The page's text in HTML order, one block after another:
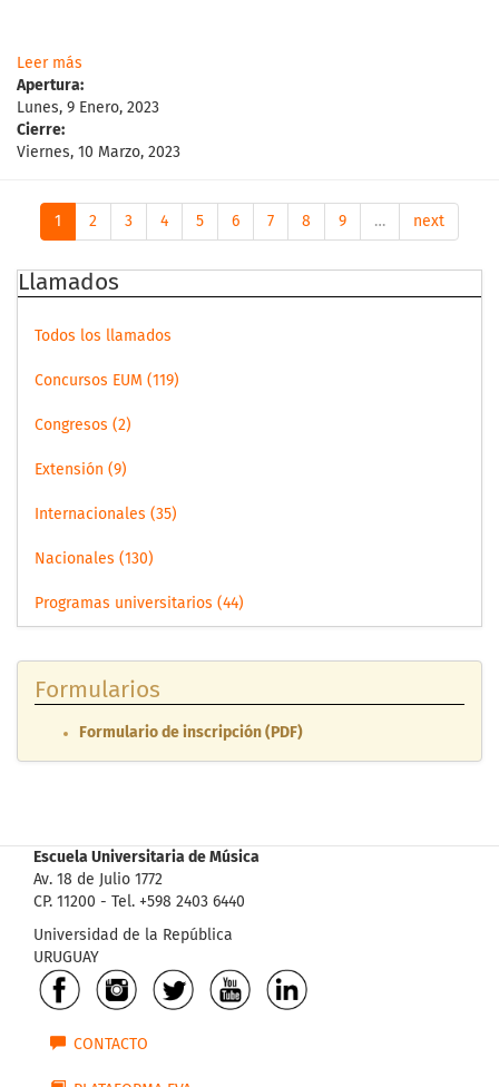
Leer más
Apertura:
Lunes, 9 Enero, 2023
Cierre:
Viernes, 10 Marzo, 2023
1 2 3 4 5 6 7 8 9 … next
Llamados
Todos los llamados
Concursos EUM (119)
Congresos (2)
Extensión (9)
Internacionales (35)
Nacionales (130)
Programas universitarios (44)
Formularios
Formulario de inscripción (PDF)
Escuela Universitaria de Música
Av. 18 de Julio 1772
CP. 11200 - Tel. +598 2403 6440
Universidad de la República
URUGUAY
CONTACTO